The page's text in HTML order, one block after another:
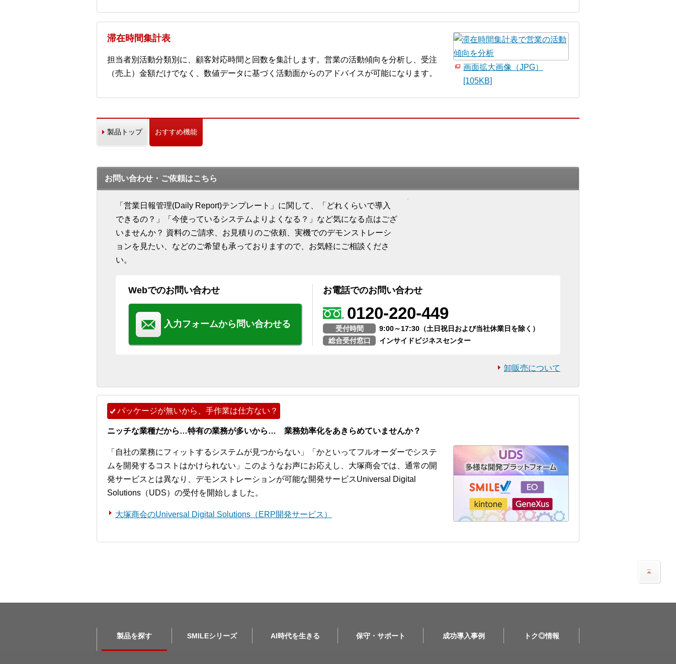
滞在時間集計表
担当者別活動分類別に、顧客対応時間と回数を集計します。営業の活動傾向を分析し、受注
（売上）金額だけでなく、数値データに基づく活動面からのアドバイスが可能になります。
画面拡大画像（JPG）
[105KB]
製品トップ おすすめ機能
お問い合わせ・ご依頼はこちら
「営業日報管理(Daily Report)テンプレート」に関して、「どれくらいで導入
できるの？」「今使っているシステムよりよくなる？」など気になる点はござ
いませんか？ 資料のご請求、お見積りのご依頼、実機でのデモンストレーシ
ョンを見たい、などのご希望も承っておりますので、お気軽にご相談くださ
い。
Webでのお問い合わせ
入力フォームから問い合わせる
お電話でのお問い合わせ
0120-220-449
受付時間
9:00～17:30（土日祝日および当社休業日を除く）
総合受付窓口
インサイドビジネスセンター
卸販売について
パッケージが無いから、手作業は仕方ない？
ニッチな業種だから…特有の業務が多いから… 業務効率化をあきらめていませんか？
「自社の業務にフィットするシステムが見つからない」「かといってフルオーダーでシステ
ムを開発するコストはかけられない」このようなお声にお応えし、大塚商会では、通常の開
発サービスとは異なり、デモンストレーションが可能な開発サービスUniversal Digital
Solutions（UDS）の受付を開始しました。
大塚商会のUniversal Digital Solutions（ERP開発サービス）
製品を探す SMILEシリーズ AI時代を生きる 保守・サポート 成功導入事例 トク◎情報